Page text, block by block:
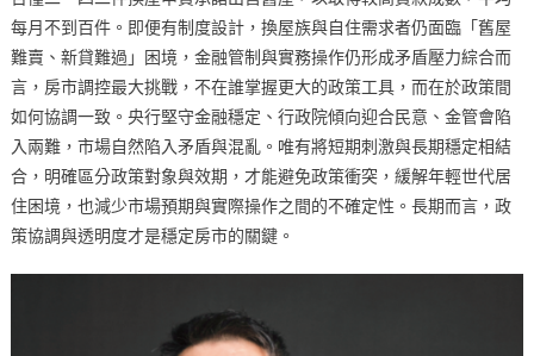
每月不到百件。即便有制度設計，換屋族與自住需求者仍面臨「舊屋
難賣、新貸難過」困境，金融管制與實務操作仍形成矛盾壓力綜合而
言，房市調控最大挑戰，不在誰掌握更大的政策工具，而在於政策間
如何協調一致。央行堅守金融穩定、行政院傾向迎合民意、金管會陷
入兩難，市場自然陷入矛盾與混亂。唯有將短期刺激與長期穩定相結
合，明確區分政策對象與效期，才能避免政策衝突，緩解年輕世代居
住困境，也減少市場預期與實際操作之間的不確定性。長期而言，政
策協調與透明度才是穩定房市的關鍵。